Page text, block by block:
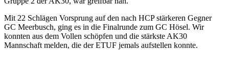
Mit 22 Schlägen Vorsprung auf den nach HCP stärkeren Gegner
GC Meerbusch, ging es in die Finalrunde zum GC Hösel. Wir
konnten aus dem Vollen schöpfen und die stärkste AK30
Mannschaft melden, die der ETUF jemals aufstellen konnte.